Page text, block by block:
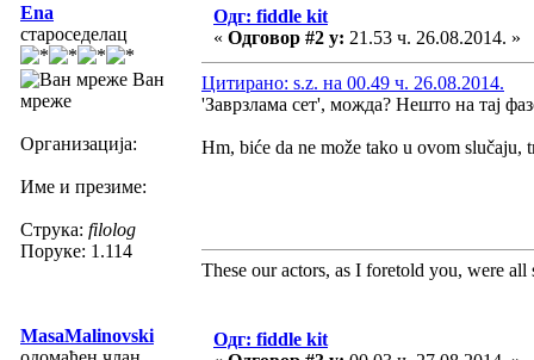
Ena
староседелац
Ван
мреже
Организација:
Име и презиме:
Струка: filolog
Поруке: 1.114
Одг: fiddle kit
« Одговор #2 у: 21.53 ч. 26.08.2014. »
Цитирано: s.z. на 00.49 ч. 26.08.2014.
'Заврзлама сет', можда? Нешто на тај
Hm, biće da ne može tako u ovom slučaju,
These our actors, as I foretold you, were
MasaMalinovski
Одг: fiddle kit